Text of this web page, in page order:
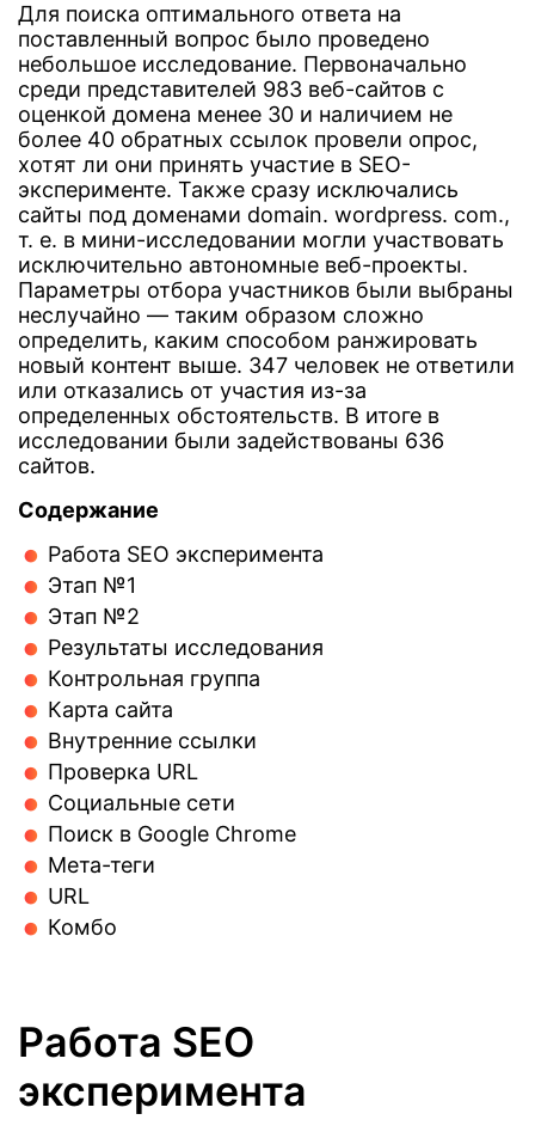
Для поиска оптимального ответа на
поставленный вопрос было проведено
небольшое исследование. Первоначально
среди представителей 983 веб-сайтов с
оценкой домена менее 30 и наличием не
более 40 обратных ссылок провели опрос,
хотят ли они принять участие в SEO-
эксперименте. Также сразу исключались
сайты под доменами domain. wordpress. com.,
т. е. в мини-исследовании могли участвовать
исключительно автономные веб-проекты.
Параметры отбора участников были выбраны
неслучайно — таким образом сложно
определить, каким способом ранжировать
новый контент выше. 347 человек не ответили
или отказались от участия из-за
определенных обстоятельств. В итоге в
исследовании были задействованы 636
сайтов.
Содержание
Работа SEO эксперимента
Этап №1
Этап №2
Результаты исследования
Контрольная группа
Карта сайта
Внутренние ссылки
Проверка URL
Социальные сети
Поиск в Google Chrome
Мета-теги
URL
Комбо
Работа SEO
эксперимента